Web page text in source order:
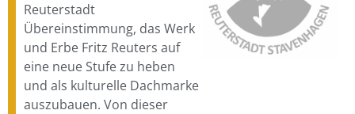
Reuterstadt
Übereinstimmung, das Werk
und Erbe Fritz Reuters auf
eine neue Stufe zu heben
und als kulturelle Dachmarke
auszubauen. Von dieser